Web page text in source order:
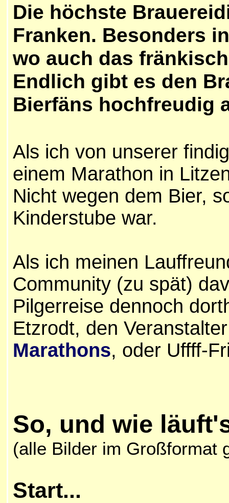
Die höchste
Franken. Besonders
wo auch das
Endlich gibt es den
Bierfäns hochfreudig
Als ich von unserer
einem Marathon in
Nicht wegen dem Bier,
Kinderstube war.
Als ich meinen
Community (zu spät)
Pilgerreise dennoch
Etzrodt, den
Marathons, oder Uffff-
So, und wie
(alle Bilder im Großformat
Start...